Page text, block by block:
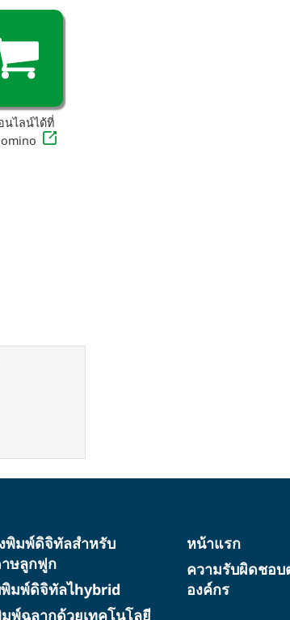
นไลน์ได้ที่
พิมพ์ดิจิทัลสำหรับ
ษลูกฟูก
มพ์ดิจิทัลไhybrid
พ์ฉลากด้วยเทคโนโลยี
หน้าแรก
ความรับผิดชอ
องค์กร